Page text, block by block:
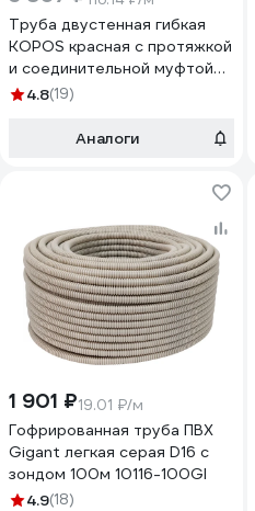
Труба двустенная гибкая
KOPOS красная с протяжкой
и соединительной муфтой
D=63мм КОПОФЛЕКС КФ
09063_BA
4.8(19)
Аналоги
1 901 ₽19.01 ₽/м
Гофрированная труба ПВХ
Gigant легкая серая D16 с
зондом 100м 10116-100GI
4.9(18)